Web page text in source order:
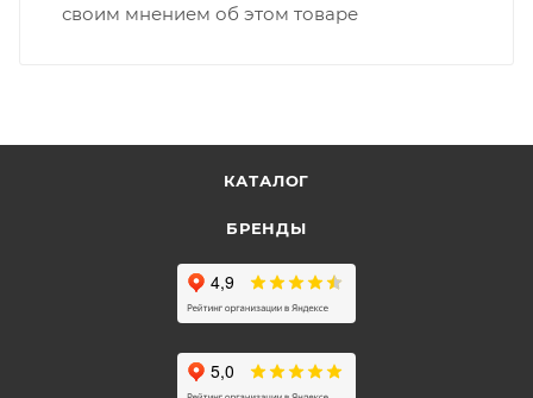
своим мнением об этом товаре
КАТАЛОГ
БРЕНДЫ